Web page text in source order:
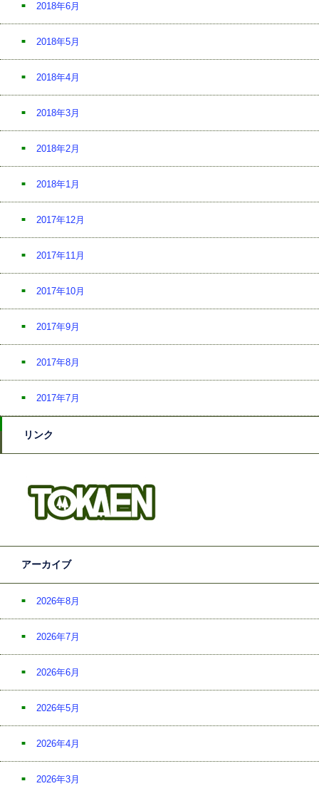
2018年6月
2018年5月
2018年4月
2018年3月
2018年2月
2018年1月
2017年12月
2017年11月
2017年10月
2017年9月
2017年8月
2017年7月
リンク
アーカイブ
2026年8月
2026年7月
2026年6月
2026年5月
2026年4月
2026年3月